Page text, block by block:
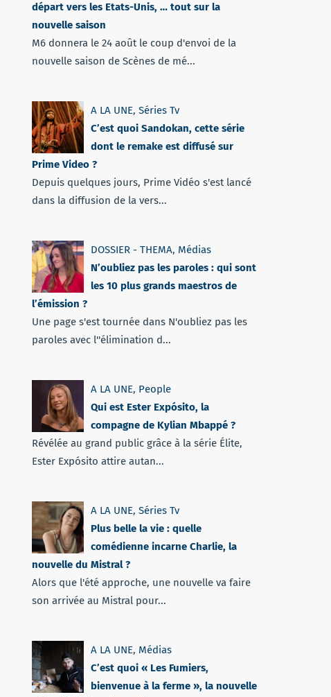
départ vers les Etats-Unis, … tout sur la
nouvelle saison
M6 donnera le 24 août le coup d'envoi de la
nouvelle saison de Scènes de mé...
A LA UNE, Séries Tv
C’est quoi Sandokan, cette série
dont le remake est diffusé sur
Prime Video ?
Depuis quelques jours, Prime Vidéo s'est lancé
dans la diffusion de la vers...
DOSSIER - THEMA, Médias
N’oubliez pas les paroles : qui sont
les 10 plus grands maestros de
l’émission ?
Une page s'est tournée dans N'oubliez pas les
paroles avec l''élimination d...
A LA UNE, People
Qui est Ester Expósito, la
compagne de Kylian Mbappé ?
Révélée au grand public grâce à la série Élite,
Ester Expósito attire autan...
A LA UNE, Séries Tv
Plus belle la vie : quelle
comédienne incarne Charlie, la
nouvelle du Mistral ?
Alors que l'été approche, une nouvelle va faire
son arrivée au Mistral pour...
A LA UNE, Médias
C’est quoi « Les Fumiers,
bienvenue à la ferme », la nouvelle